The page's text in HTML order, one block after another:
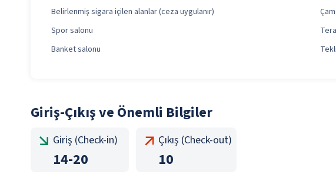
Belirlenmiş sigara içilen alanlar (ceza uygulanır)
Spor salonu
Banket salonu
Giriş-Çıkış ve Önemli Bilgiler
Giriş (Check-in)
14-20
Çıkış (Check-out)
10